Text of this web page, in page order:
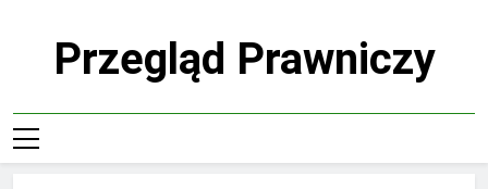
Przegląd Prawniczy